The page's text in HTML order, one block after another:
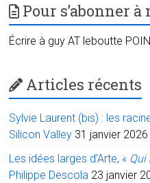
Pour s’abonner
Écrire à guy AT leboutte
Articles récents
Sylvie Laurent (bis) : les
Silicon Valley 31 janvier 2026
Les idées larges d’Arte, « Qui
Philippe Descola 23 janvier